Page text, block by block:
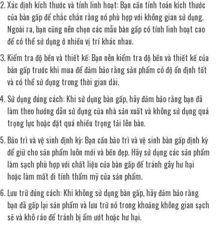
Xác định kích thước và tính linh hoạt: Bạn cần tính toán kích thước
của bàn gấp để chắc chắn rằng nó phù hợp với không gian sử dụng.
Ngoài ra, bạn cũng nên chọn các mẫu bàn gấp có tính linh hoạt cao
để có thể sử dụng ở nhiều vị trí khác nhau.
Kiểm tra độ bền và thiết kế: Bạn nên kiểm tra độ bền và thiết kế của
bàn gấp trước khi mua để đảm bảo rằng sản phẩm có độ ổn định tốt
và có thể sử dụng trong thời gian dài.
Sử dụng đúng cách: Khi sử dụng bàn gấp, hãy đảm bảo rằng bạn đã
làm theo hướng dẫn sử dụng của nhà sản xuất và không sử dụng quá
trọng lực hoặc đặt quá nhiều trọng tải lên bàn.
Bảo trì và vệ sinh định kỳ: Bạn cần bảo trì và vệ sinh bàn gấp định kỳ
để giữ cho sản phẩm luôn mới và bền đẹp. Hãy sử dụng các sản phẩm
làm sạch phù hợp với chất liệu của bàn gấp để tránh gây hư hại
hoặc làm mất đi tính thẩm mỹ của sản phẩm.
Lưu trữ đúng cách: Khi không sử dụng bàn gấp, hãy đảm bảo rằng
bạn đã gấp lại sản phẩm và lưu trữ nó trong khoảng không gian sạch
sẽ và khô ráo để tránh bị ẩm ướt hoặc hư hại.